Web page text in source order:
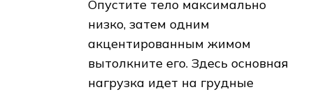
Опустите тело максимально
низко, затем одним
акцентированным жимом
вытолкните его. Здесь основная
нагрузка идет на грудные